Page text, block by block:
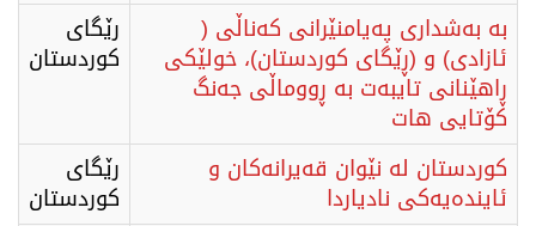
بە بەشداری پەیامنێرانی کەناڵی (
ئازادی) و (ڕێگای کوردستان)، خولێکی
ڕاهێنانی تایبەت بە ڕووماڵی جەنگ
کۆتایی هات
رێگای
كوردستان
کوردستان لە نێوان قەیرانەکان و
ئایندەیەکی نادیاردا
رێگای
كوردستان